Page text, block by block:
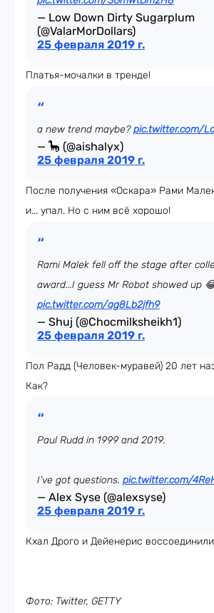
— Low Down Dirty Sugarplum
(@ValarMorDollars)
25 февраля 2019 г.
Платья-мочалки в тренде!
a new trend maybe?pic.twitter.com/
— 🦕 (@aishalyx)
25 февраля 2019 г.
После получения «Оскара» Рами
и... упал. Но с ним всё хорошо!
Rami Malek fell off the stage after
award...I guess Mr Robot showed up
pic.twitter.com/ag8Lb2jfh9
— Shuj (@Chocmilksheikh1)
25 февраля 2019 г.
Пол Радд (Человек-муравей) 20 лет
Как?
Paul Rudd in 1999 and 2019.
I’ve got questions. pic.twitter.com/
— Alex Syse (@alexsyse)
25 февраля 2019 г.
Кхал Дрого и Дейенерис
Фото: Twitter, GETTY